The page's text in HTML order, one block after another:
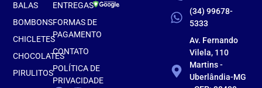
ENTREGAS
FORMAS DE
PAGAMENTO
CONTATO
POLÍTICA DE
PRIVACIDADE
BALAS
BOMBONS
CHICLETES
CHOCOLATES
PIRULITOS
(34) 99678-
5333
Av. Fernando
Vilela, 110
Martins -
Uberlândia-MG